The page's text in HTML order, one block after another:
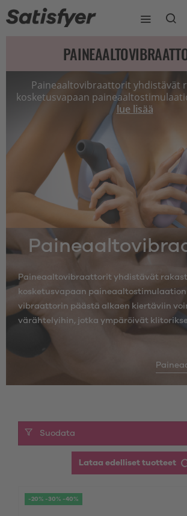
Paineaaltovibraattorit yhdistävät
kosketusvapaan
lue lisää
Paineaaltovibraattorit yhdistävät
kosketusvapaan
vibraattorin päästä alkaen kiertäviin
värähtelyihin, jotka ympäröivät
Suodata
Lataa edelliset tuotteet
-20% -30% -40%